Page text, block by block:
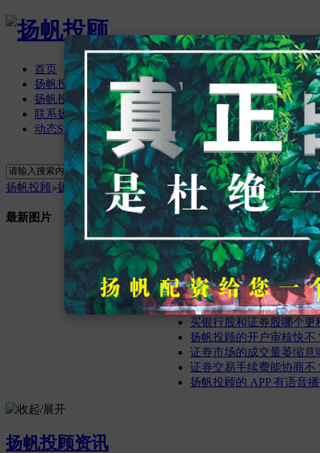
首页
扬帆投顾资讯
扬帆投顾论坛BBS
联系扬帆投顾
动态Space
登录
搜索
搜索
扬帆投顾»扬帆投顾论坛›扬帆投顾资讯
最新图片 最新主题
指数基金和主动基金咋选
证券交易的时间为啥这么
熊市里该空仓还是抄底？
熊市里该空仓还是抄底？
证券交易手续费能协商不
买银行股和证券股哪个更
扬帆投顾的开户审核快不
证券市场的成交量萎缩意
证券交易手续费能协商不
扬帆投顾的 APP 有语音
扬帆投顾资讯